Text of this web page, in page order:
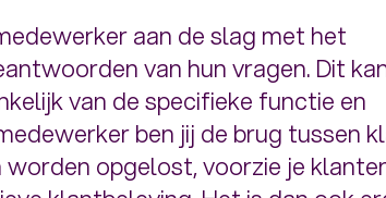
aan de slag met het
van hun vragen. Dit
van de specifieke functie en
ben jij de brug tussen
opgelost, voorzie je